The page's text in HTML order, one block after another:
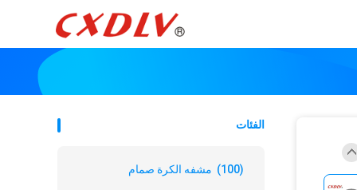
الفئات
مشفه الكرة صمام (100)